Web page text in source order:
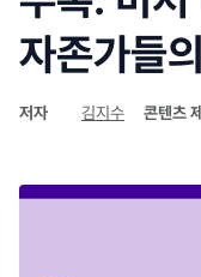
자존가들
저자 김지수 콘텐츠